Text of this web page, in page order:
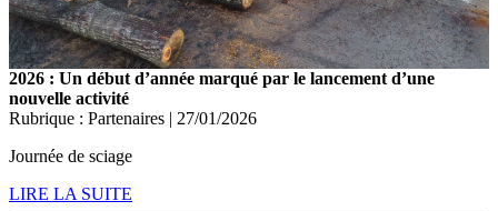
2026 : Un début d’année marqué par le lancement d’une
nouvelle activité
Rubrique : Partenaires | 27/01/2026
Journée de sciage
LIRE LA SUITE